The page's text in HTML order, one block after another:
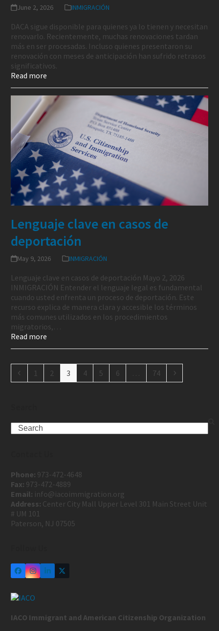
June 2, 2026 INMIGRACIÓN
DACA sigue disponible para quienes ya lo tienen y necesitan
renovarlo. Recientemente, muchas renovaciones tardan
más en ser procesadas. Incluso quienes presentaron su
renovación con meses de anticipación han sufrido retrasos
significativos.
Read more
Lenguaje clave en casos de
deportación
May 9, 2026 INMIGRACIÓN
Lenguaje clave en casos de deportación Mayo 2, 2026
INMIGRACIÓN Entender el lenguaje legal es fundamental
cuando usted enfrenta un proceso de deportación. Este
recurso explica de manera clara y accesible los términos
más comunes utilizados en los procedimientos
migratorios,…
Read more
1 2 3 4 5 6 … 74
Phone: 973-472-4648
Fax: 973-472-4889
Email: info@iacoimmigration.org
Address: Center City Mall Upper Level 301 Main Street Unit
# UM 101
Paterson, NJ 07505
IACO Immigrant and American Citizenship Organization